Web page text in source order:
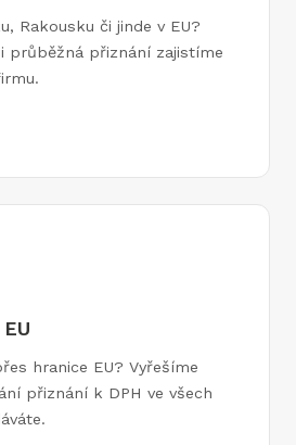
Rakousku či jinde v EU?
průběžná přiznání zajistíme
hranice EU? Vyřešíme
přiznání k DPH ve všech